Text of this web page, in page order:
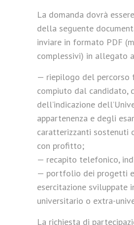
La domanda dovrà
della seguente
inviare in formato PDF
complessivi) in allegato
— riepilogo del percorso
compiuto dal candidato,
dell’indicazione
appartenenza e degli
caratterizzanti sostenuti
con profitto;
— recapito telefonico,
— portfolio dei progetti
esercitazione sviluppate
universitario o extra-
La richiesta di